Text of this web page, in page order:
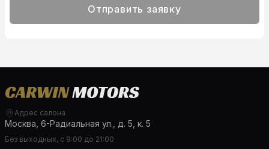
Отправить заявку
Адрес салона
Москва, 6-Радиальная ул., д. 5, к. 5
Без выходных, с 9:00 до 21:00